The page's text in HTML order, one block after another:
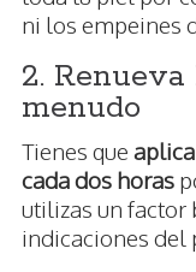
ni los empeines
2.
menudo
Tienes que
cada dos horas
utilizas un factor
indicaciones del